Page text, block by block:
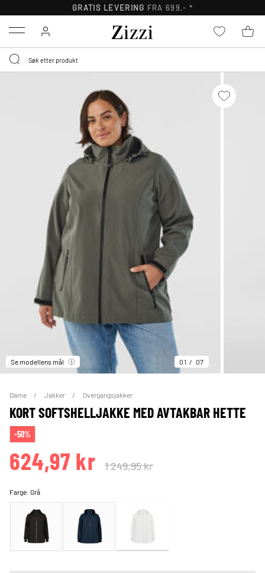
GRATIS LEVERING FRA 699,- *
Menu
Se modellens mål 01 07
Dame Jakker Overgangsjakker
KORT SOFTSHELLJAKKE MED AVTAKBAR HETTE
-50%
624,97 kr 1 249,95 kr
Farge:Grå